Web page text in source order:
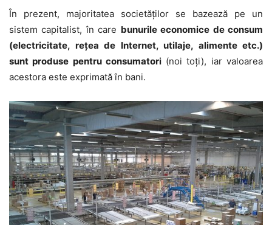
În prezent, majoritatea societăților se bazează pe un
sistem capitalist, în care bunurile economice de consum
(electricitate, rețea de Internet, utilaje, alimente etc.)
sunt produse pentru consumatori(noi toți), iar valoarea
acestora este exprimată în bani.